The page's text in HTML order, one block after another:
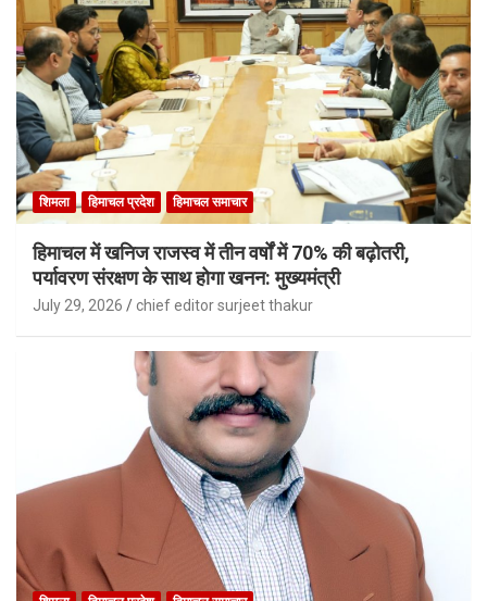
शिमला हिमाचल प्रदेश हिमाचल समाचार
हिमाचल में खनिज राजस्व में तीन वर्षों में 70% की बढ़ोतरी,
पर्यावरण संरक्षण के साथ होगा खनन: मुख्यमंत्री
July 29, 2026 chief editor surjeet thakur